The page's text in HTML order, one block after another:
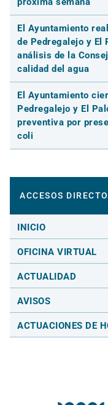
El Ayuntamiento
de Pedregalejo y El
análisis de la
calidad del agua
El Ayuntamiento
Pedregalejo y El
preventiva por
coli
ACCESOS
INICIO
OFICINA VIRTUAL
ACTUALIDAD
AVISOS
ACTUACIONES DE